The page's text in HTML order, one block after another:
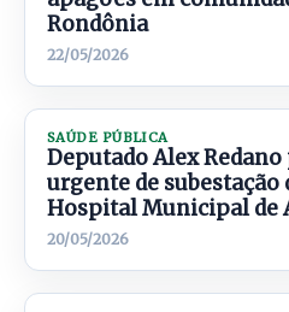
Rondônia
22/05/2026
SAÚDE PÚBLICA
Deputado Alex
urgente de subestação
Hospital Municipal de
20/05/2026